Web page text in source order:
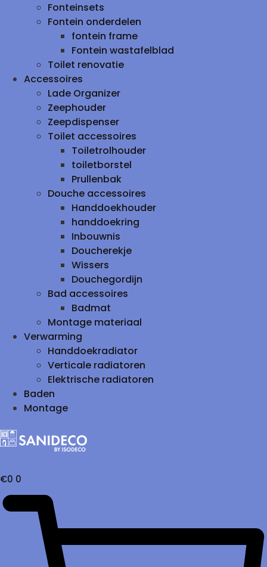
Fonteinsets
Fontein onderdelen
fontein frame
Fontein wastafelblad
Toilet renovatie
Accessoires
Lade Organizer
Zeephouder
Zeepdispenser
Toilet accessoires
Toiletrolhouder
toiletborstel
Prullenbak
Douche accessoires
Handdoekhouder
handdoekring
Inbouwnis
Doucherekje
Wissers
Douchegordijn
Bad accessoires
Badmat
Montage materiaal
Verwarming
Handdoekradiator
Verticale radiatoren
Elektrische radiatoren
Baden
Montage
€0 0